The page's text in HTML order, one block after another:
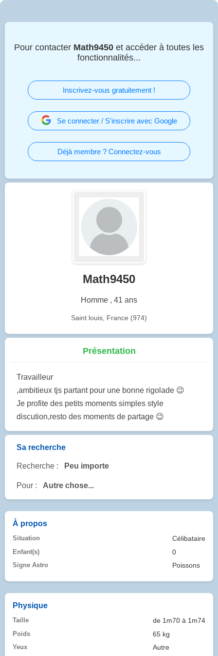
Pour contacter Math9450 et accéder à toutes les
fonctionnalités...
Inscrivez-vous gratuitement !
Se connecter / S'inscrire avec Google
Déjà membre ? Connectez-vous
Math9450
Homme , 41 ans
Saint louis, France (974)
Présentation
Travailleur
,ambitieux tjs partant pour une bonne rigolade 😉
Je profite des petits moments simples style
discution,resto des moments de partage 😉
Sa recherche
Recherche : Peu importe
Pour : Autre chose...
À propos
Situation Célibataire
Enfant(s) 0
Signe Astro Poissons
Physique
Taille de 1m70 à 1m74
Poids 65 kg
Yeux Autre